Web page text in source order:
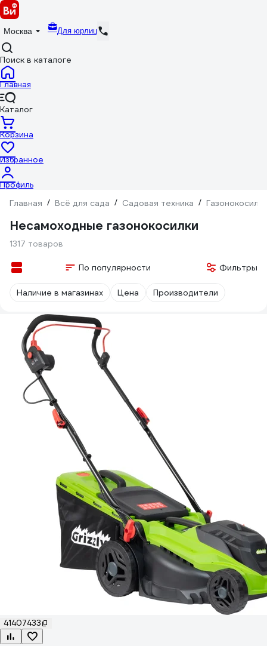
Москва Для юрлиц
Поиск в каталоге
Главная
Каталог
Корзина
Избранное
Профиль
Главная / Всё для сада / Садовая техника / Газонокосилки
Несамоходные газонокосилки
1317 товаров
По популярности Фильтры
Наличие в магазинах Цена Производители
41407433